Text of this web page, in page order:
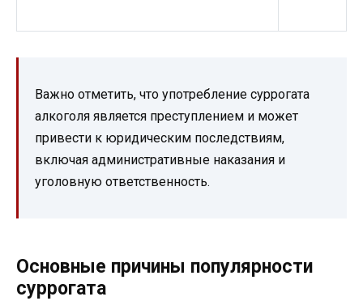
Важно отметить, что употребление суррогата
алкоголя является преступлением и может
привести к юридическим последствиям,
включая административные наказания и
уголовную ответственность.
Основные причины популярности
суррогата